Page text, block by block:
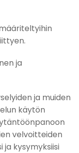
ja
ja muiden
käytön
velvoitteiden
ja kysymyksiisi